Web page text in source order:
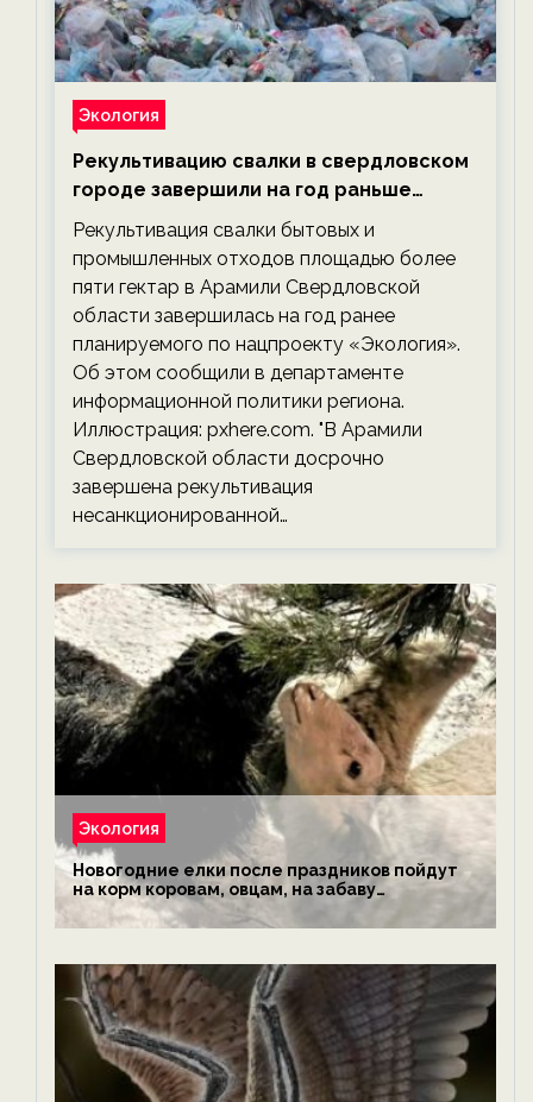
Экология
Рекультивацию свалки в свердловском
городе завершили на год раньше
планируемого срока — новости
экологии на ECOportal
Рекультивация свалки бытовых и
промышленных отходов площадью более
пяти гектар в Арамили Свердловской
области завершилась на год ранее
планируемого по нацпроекту «Экология».
Об этом сообщили в департаменте
информационной политики региона.
Иллюстрация: pxhere.com. "В Арамили
Свердловской области досрочно
завершена рекультивация
несанкционированной…
Экология
Новогодние елки после праздников пойдут
на корм коровам, овцам, на забаву
обезьянам, львам и леопардам — новости
экологии на ECOportal